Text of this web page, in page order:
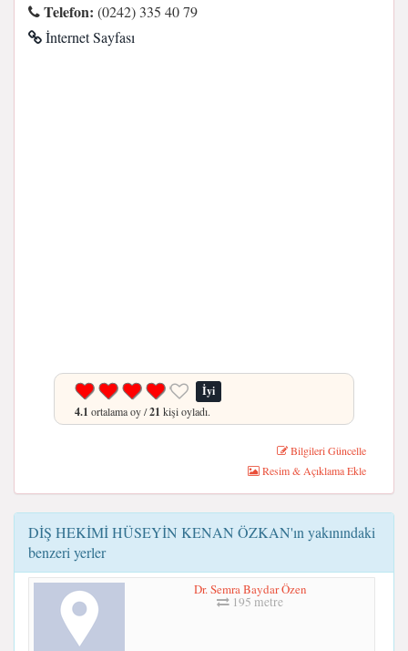
Telefon: (0242) 335 40 79
İnternet Sayfası
İyi
4.1 ortalama oy /21 kişi oyladı.
Bilgileri Güncelle
Resim & Açıklama Ekle
DİŞ HEKİMİ HÜSEYİN KENAN ÖZKAN'ın yakınındaki
benzeri yerler
Dr. Semra Baydar Özen
195 metre